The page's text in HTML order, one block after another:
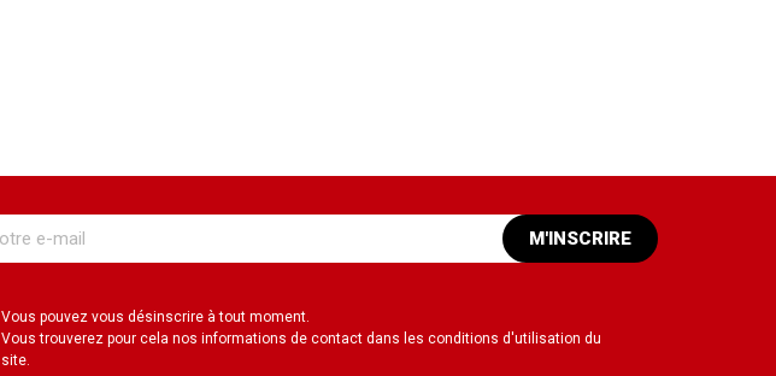
M'INSCRIRE
Vous pouvez vous désinscrire à tout moment.
Vous trouverez pour cela nos informations de contact dans les conditions d'utilisation du
site.